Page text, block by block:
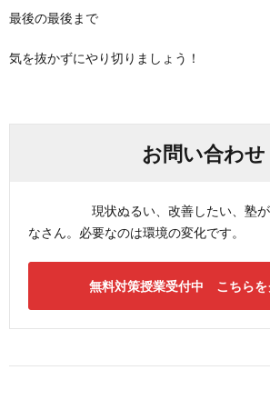
最後の最後まで
気を抜かずにやり切りましょう！
お問い合わせ
現状ぬるい、改善したい、塾が合
なさん。必要なのは環境の変化です。
無料対策授業受付中 こちらを